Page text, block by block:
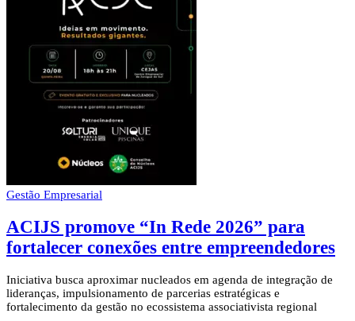
Gestão Empresarial
ACIJS promove “In Rede 2026” para
fortalecer conexões entre empreendedores
Iniciativa busca aproximar nucleados em agenda de integração de
lideranças, impulsionamento de parcerias estratégicas e
fortalecimento da gestão no ecossistema associativista regional